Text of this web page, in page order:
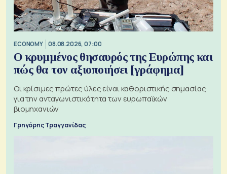
ECONOMY 08.08.2026, 07:00
Ο κρυμμένος θησαυρός της Ευρώπης και
πώς θα τον αξιοποιήσει [γράφημα]
Οι κρίσιμες πρώτες ύλες είναι καθοριστικής σημασίας
για την ανταγωνιστικότητα των ευρωπαϊκών
βιομηχανιών
Γρηγόρης Τραγγανίδας